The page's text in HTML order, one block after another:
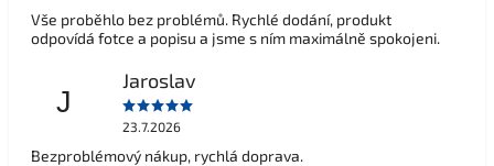
Vše proběhlo bez problémů. Rychlé dodání, produkt
odpovídá fotce a popisu a jsme s ním maximálně spokojeni.
J
Jaroslav
23.7.2026
Bezproblémový nákup, rychlá doprava.